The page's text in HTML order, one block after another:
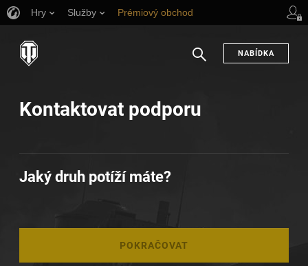
Hry Služby Prémiový obchod
NABÍDKA
Kontaktovat podporu
Jaký druh potíží máte?
POKRAČOVAT